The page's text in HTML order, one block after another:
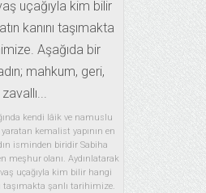
kendi lâik ve namuslu
yaratan kemalist yapının en
isminden biridir Sabiha
meşhur olanı. Aydınlatarak
uçağıyla kim bilir hangi
taşımakta şanlı tarihimize.